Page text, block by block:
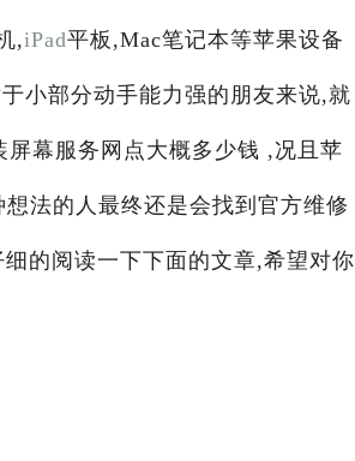
,iPad平板,Mac笔记本等苹果设备
小部分动手能力强的朋友来说,就
幕服务网点大概多少钱 ,况且苹
法的人最终还是会找到官方维修
细的阅读一下下面的文章,希望对你